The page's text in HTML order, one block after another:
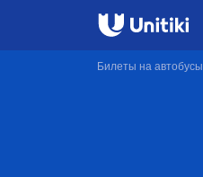
Билеты на автобусы